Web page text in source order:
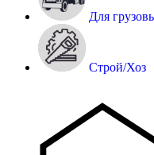
Для
Строй/Хоз